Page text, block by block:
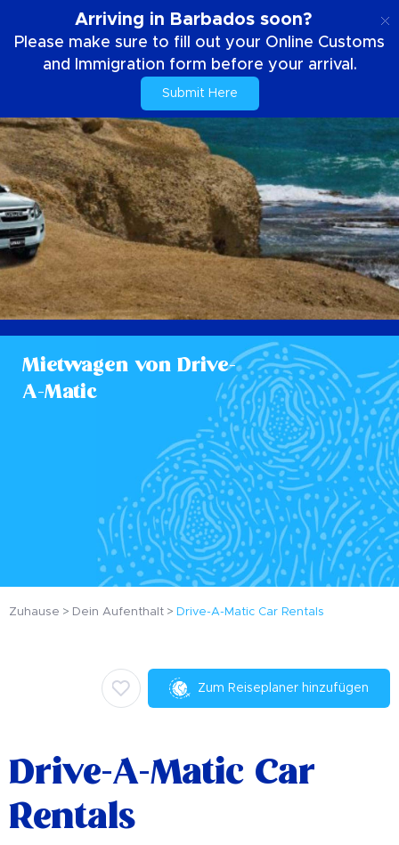
Arriving in Barbados soon?
Please make sure to fill out your Online Customs
and Immigration form before your arrival.
Submit Here
Mietwagen von Drive-
A-Matic
Zuhause Dein Aufenthalt Drive-A-Matic Car Rentals
Zum Reiseplaner hinzufügen
Drive-A-Matic Car
Rentals